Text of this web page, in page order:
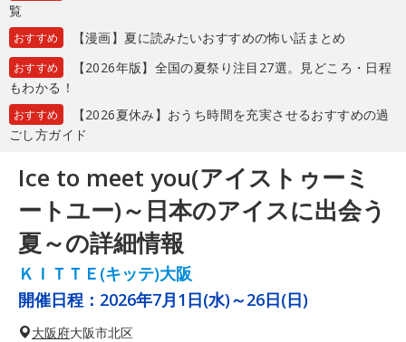
覧
おすすめ 【漫画】夏に読みたいおすすめの怖い話まとめ
おすすめ
【2026年版】全国の夏祭り注目27選。見どころ・日程
もわかる！
おすすめ
【2026夏休み】おうち時間を充実させるおすすめの過
ごし方ガイド
Ice to meet you(アイストゥーミ
ートユー)～日本のアイスに出会う
夏～の詳細情報
ＫＩＴＴＥ(キッテ)大阪
開催日程： 2026年7月1日(水)～26日(日)
大阪府大阪市北区